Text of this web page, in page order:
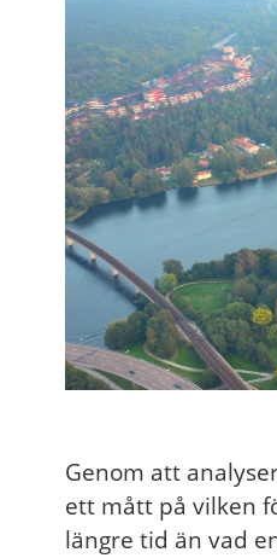
Genom att
ett mått på vilken
längre tid än vad